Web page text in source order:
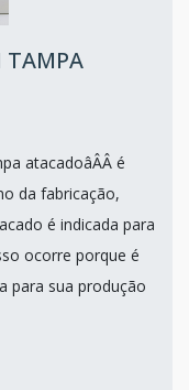
TAMPA
atacadoâÂÂ é
da fabricação,
é indicada para
ocorre porque é
para sua produção